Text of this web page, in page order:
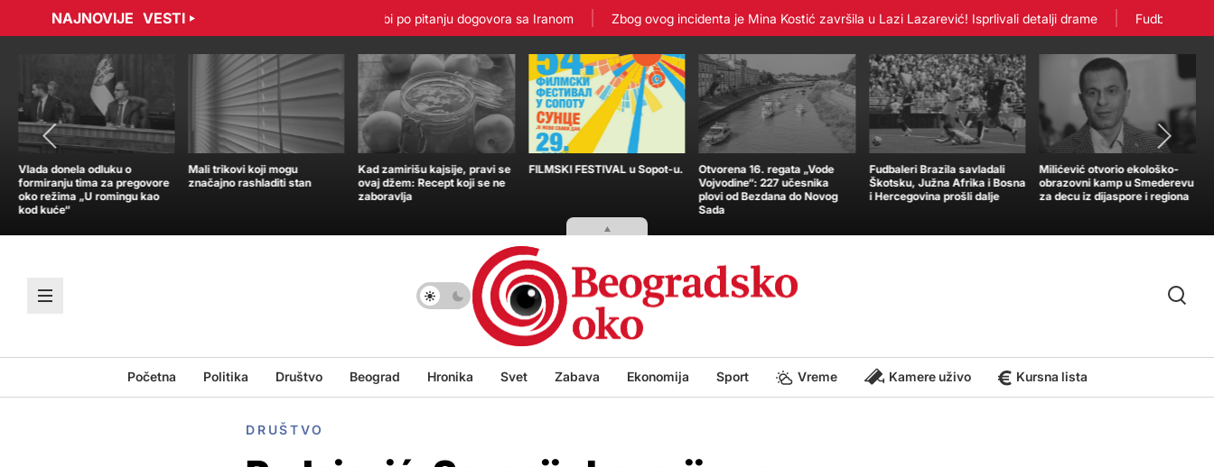
NAJNOVIJE VESTI
sporazumno raskinuli ugovor Tramp: Nisam u žurbi po pitanju dogovora sa Iranom Zbog ovog incidenta je Mina Kostić završila u Lazi Lazarević! Isprlivali detalji drame Fudbaleri
Vlada donela odluku o
formiranju tima za pregovore
oko režima „U romingu kao
kod kuće“
Mali trikovi koji mogu
značajno rashladiti stan
Kad zamirišu kajsije, pravi se
ovaj džem: Recept koji se ne
zaboravlja
FILMSKI FESTIVAL u Sopot-u.
Otvorena 16. regata „Vode
Vojvodine“: 227 učesnika
plovi od Bezdana do Novog
Sada
Fudbaleri Brazila savladali
Škotsku, Južna Afrika i Bosna
i Hercegovina prošli dalje
Milićević otvorio ekološko-
obrazovni kamp u Smederevu
za decu iz dijaspore i regiona
Početna Politika Društvo Beograd Hronika Svet Zabava Ekonomija Sport Vreme Kamere uživo Kursna lista
DRUŠTVO